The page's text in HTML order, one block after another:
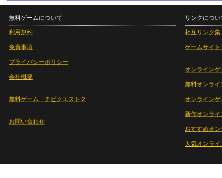
無料ゲームについて
利用規約
免責事項
プライバシーポリシー
会社概要
無料ゲーム チビクエスト２
お問い合わせ
リンクについ
相互リンク集
ゲームサイト
オンラインゲ
無料オンライ
オンライン
新作オンライ
おすすめオ
人気オンラ